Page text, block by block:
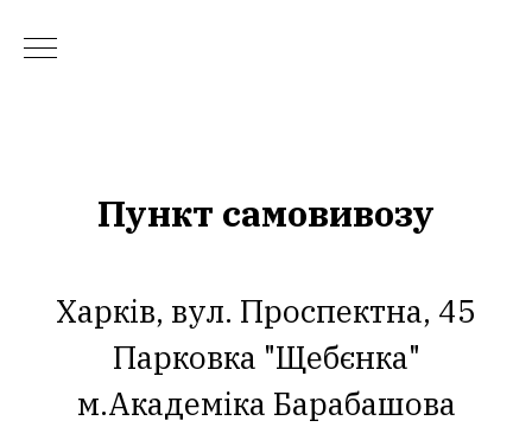
Пункт самовивозу
Харків, вул. Проспектна, 45
Парковка "Щебєнка"
м.Академіка Барабашова